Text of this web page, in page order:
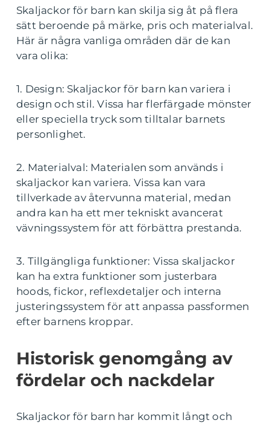
Skaljackor för barn kan skilja sig åt på flera
sätt beroende på märke, pris och materialval.
Här är några vanliga områden där de kan
vara olika:
1. Design: Skaljackor för barn kan variera i
design och stil. Vissa har flerfärgade mönster
eller speciella tryck som tilltalar barnets
personlighet.
2. Materialval: Materialen som används i
skaljackor kan variera. Vissa kan vara
tillverkade av återvunna material, medan
andra kan ha ett mer tekniskt avancerat
vävningssystem för att förbättra prestanda.
3. Tillgängliga funktioner: Vissa skaljackor
kan ha extra funktioner som justerbara
hoods, fickor, reflexdetaljer och interna
justeringssystem för att anpassa passformen
efter barnens kroppar.
Historisk genomgång av
fördelar och nackdelar
Skaljackor för barn har kommit långt och